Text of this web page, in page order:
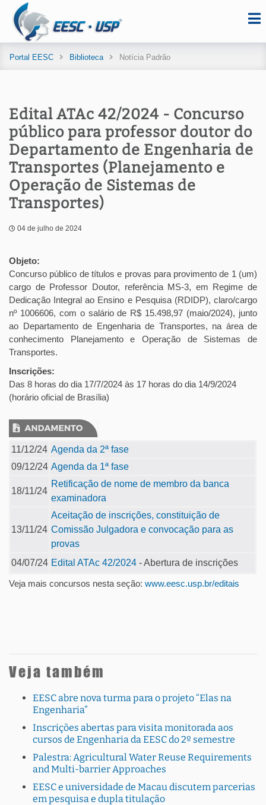
Portal EESC Biblioteca Notícia Padrão
Edital ATAc 42/2024 - Concurso
público para professor doutor do
Departamento de Engenharia de
Transportes (Planejamento e
Operação de Sistemas de
Transportes)
04 de julho de 2024
Objeto:
Concurso público de títulos e provas para provimento de 1 (um)
cargo de Professor Doutor, referência MS-3, em Regime de
Dedicação Integral ao Ensino e Pesquisa (RDIDP), claro/cargo
nº 1006606, com o salário de R$ 15.498,97 (maio/2024), junto
ao Departamento de Engenharia de Transportes, na área de
conhecimento Planejamento e Operação de Sistemas de
Transportes.
Inscrições:
Das 8 horas do dia 17/7/2024 às 17 horas do dia 14/9/2024
(horário oficial de Brasília)
11/12/24 Agenda da 2ª fase
09/12/24 Agenda da 1ª fase
18/11/24
Retificação de nome de membro da banca
examinadora
13/11/24
Aceitação de inscrições, constituição de
Comissão Julgadora e convocação para as
provas
04/07/24 Edital ATAc 42/2024 - Abertura de inscrições
Veja mais concursos nesta seção: www.eesc.usp.br/editais
Veja também
EESC abre nova turma para o projeto “Elas na
Engenharia”
Inscrições abertas para visita monitorada aos
cursos de Engenharia da EESC do 2º semestre
Palestra: Agricultural Water Reuse Requirements
and Multi-barrier Approaches
EESC e universidade de Macau discutem parcerias
em pesquisa e dupla titulação